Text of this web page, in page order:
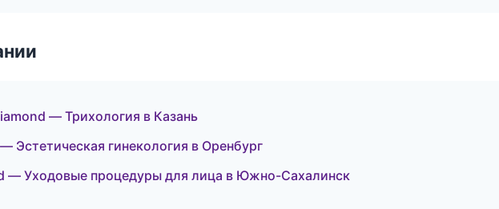
— Трихология в Казань
Эстетическая гинекология в Оренбург
— Уходовые процедуры для лица в Южно-Сахалинск